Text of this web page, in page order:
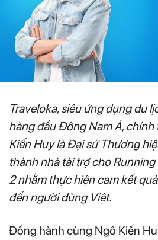
Traveloka, siêu ứng dụng du
hàng đầu Đông Nam Á,
Kiến Huy là Đại sứ Thương
thành nhà tài trợ cho
2 nhằm thực hiện cam kết
đến người dùng Việt.
Đồng hành cùng Ngô Kiến